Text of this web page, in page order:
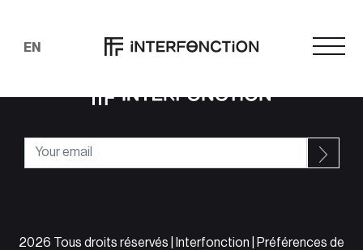
EN Rechercher
2026 Tous droits réservés | Interfonction |
Préférences de